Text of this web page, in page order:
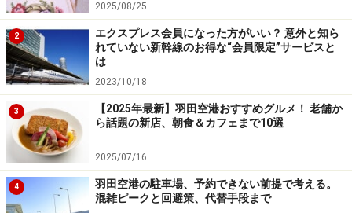
2025/08/25
2
エクスプレス会員になった方がいい？ 意外と知ら
れていない新幹線のお得な“会員限定”サービスと
は
2023/10/18
3
【2025年最新】羽田空港おすすめグルメ！ 老舗か
ら話題の新店、朝食＆カフェまで10選
2025/07/16
4
羽田空港の駐車場、予約できない前提で考える。
混雑ピークと回避策、代替手段まで